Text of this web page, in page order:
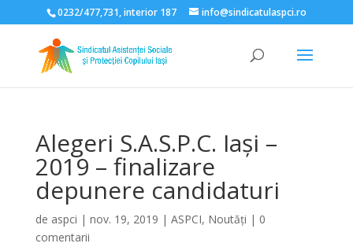
Deschide bara de unelte
0232/477,731, interior 187 info@sindicatulaspci.ro
Alegeri S.A.S.P.C. Iași –
2019 – finalizare
depunere candidaturi
de aspci | nov. 19, 2019 | ASPCI, Noutăți | 0
comentarii